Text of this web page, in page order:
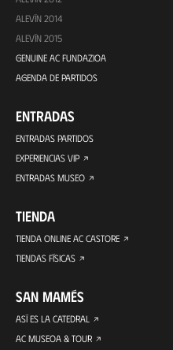
ALEVÍN 2014
ALEVÍN 2015
GENUINE AC FUNDAZIOA
AGENDA DE PARTIDOS
ENTRADAS
ENTRADAS PARTIDOS
EXPERIENCIAS VIP
ENTRADAS MUSEO
TIENDA
TIENDA ONLINE AC CASTORE
TIENDAS FÍSICAS
SAN MAMÉS
ASÍ ES LA CATEDRAL
AC MUSEOA & TOUR